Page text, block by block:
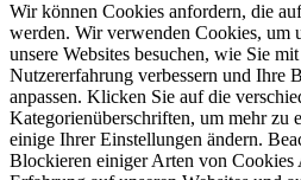
Wir können Cookies anfordern, die
werden. Wir verwenden Cookies, um
unsere Websites besuchen, wie Sie
Nutzererfahrung verbessern und Ihre
anpassen. Klicken Sie auf die
Kategorienüberschriften, um mehr zu
einige Ihrer Einstellungen ändern.
Blockieren einiger Arten von